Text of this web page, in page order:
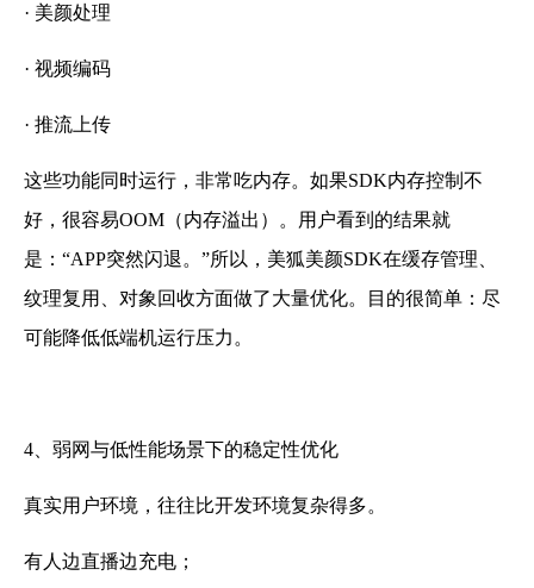
· 美颜处理
· 视频编码
· 推流上传
这些功能同时运行，非常吃内存。如果SDK内存控制不
好，很容易OOM（内存溢出）。用户看到的结果就
是：“APP突然闪退。”所以，美狐美颜SDK在缓存管理、
纹理复用、对象回收方面做了大量优化。目的很简单：尽
可能降低低端机运行压力。
4、弱网与低性能场景下的稳定性优化
真实用户环境，往往比开发环境复杂得多。
有人边直播边充电；